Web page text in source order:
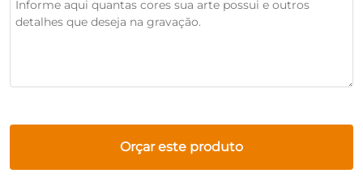
Orçar este produto